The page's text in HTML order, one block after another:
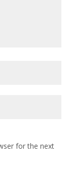
for the next